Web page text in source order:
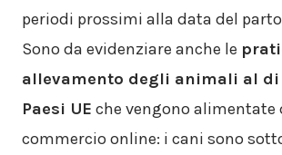
periodi prossimi alla data del
Sono da evidenziare anche le
allevamento degli animali al
Paesi UE che vengono alimentate
commercio online: i cani sono